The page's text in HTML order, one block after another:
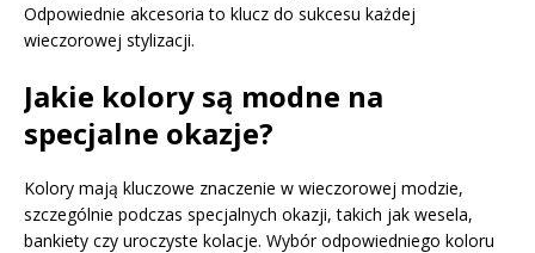
Odpowiednie akcesoria to klucz do sukcesu każdej
wieczorowej stylizacji.
Jakie kolory są modne na
specjalne okazje?
Kolory mają kluczowe znaczenie w wieczorowej modzie,
szczególnie podczas specjalnych okazji, takich jak wesela,
bankiety czy uroczyste kolacje. Wybór odpowiedniego koloru